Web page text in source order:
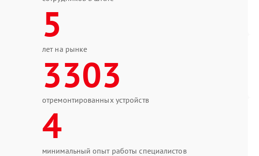
5
лет на рынке
3303
отремонтированных устройств
4
минимальный опыт работы специалистов